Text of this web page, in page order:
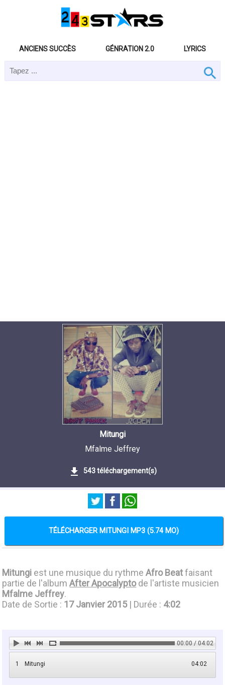
ANCIENS SUCCÈS GÉNRATION 2.0 LYRICS
Mitungi
Mfalme Jeffrey
543 téléchargement(s)
TÉLÉCHARGER MITUNGI MP3 (5.74 MO)
Mitungi est une musique du rythmeAfro Beatfaisant
partie de l'albumAfter Apocalyptode l'artiste musicien
Mfalme Jeffrey.
Date de Sortie : 17 Janvier 2015| Durée : 4:02
00:00 / 04:02
1 04:02
Mitungi